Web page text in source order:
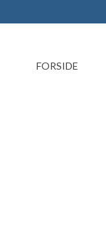
FORSIDE